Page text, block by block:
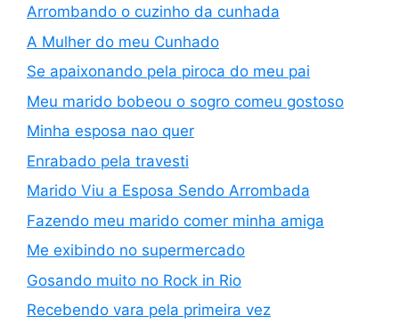
Arrombando o cuzinho da cunhada
A Mulher do meu Cunhado
Se apaixonando pela piroca do meu pai
Meu marido bobeou o sogro comeu gostoso
Minha esposa nao quer
Enrabado pela travesti
Marido Viu a Esposa Sendo Arrombada
Fazendo meu marido comer minha amiga
Me exibindo no supermercado
Gosando muito no Rock in Rio
Recebendo vara pela primeira vez